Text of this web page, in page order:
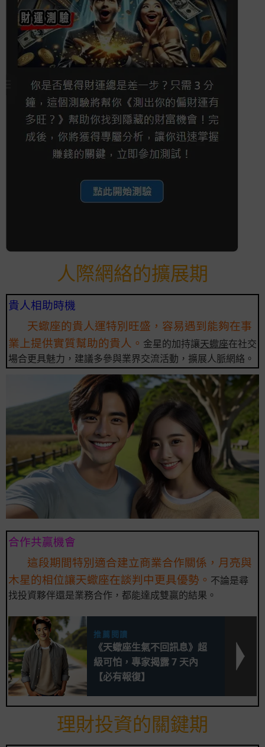
人際網絡的擴展期
貴人相助時機
天蠍座的貴人運特別旺盛，容易遇到能夠在事
業上提供實質幫助的貴人。 金星的加持讓天蠍座在社交
場合更具魅力，建議多參與業界交流活動，擴展人脈網絡。
合作共贏機會
這段期間特別適合建立商業合作關係，月亮與
木星的相位讓天蠍座在談判中更具優勢。 不論是尋
找投資夥伴還是業務合作，都能達成雙贏的結果。
推薦閱讀
《天蠍座生氣不回訊息》超
級可怕，專家揭露 7 天內
【必有報復】
理財投資的關鍵期